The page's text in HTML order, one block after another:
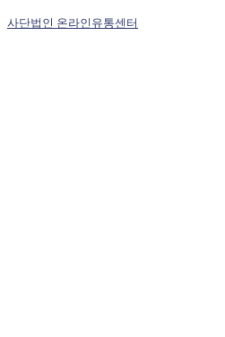
사단법인 온라인유통센터